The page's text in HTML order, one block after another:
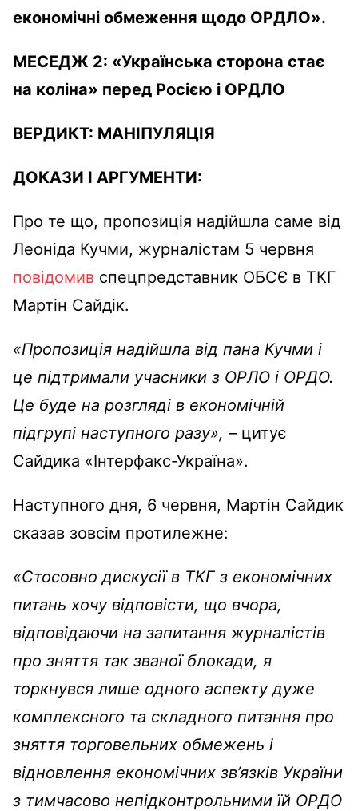
економічні обмеження щодо ОРДЛО».
МЕСЕДЖ 2: «Українська сторона стає
на коліна» перед Росією і ОРДЛО
ВЕРДИКТ: МАНІПУЛЯЦІЯ
ДОКАЗИ І АРГУМЕНТИ:
Про те що, пропозиція надійшла саме від
Леоніда Кучми, журналістам 5 червня
повідомив спецпредставник ОБСЄ в ТКГ
Мартін Сайдік.
«Пропозиція надійшла від пана Кучми і
це підтримали учасники з ОРЛО і ОРДО.
Це буде на розгляді в економічній
підгрупі наступного разу», – цитує
Сайдика «Інтерфакс-Україна».
Наступного дня, 6 червня, Мартін Сайдик
сказав зовсім протилежне:
«Стосовно дискусії в ТКГ з економічних
питань хочу відповісти, що вчора,
відповідаючи на запитання журналістів
про зняття так званої блокади, я
торкнувся лише одного аспекту дуже
комплексного та складного питання про
зняття торговельних обмежень і
відновлення економічних зв’язків України
з тимчасово непідконтрольними їй ОРДО